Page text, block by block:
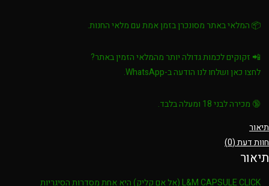
📦 המלאי באתר מסונכרן בזמן אמת עם מלאי החנות.
📲 זקוקים לכמות גדולה יותר מהמלאי הזמין באתר?
לחצו כאן ושלחו לנו הודעה ב-WhatsApp.
🔞 מכירה לבני 18 ומעלה בלבד.
תיאור
חוות דעת (0)
תיאור
L&M CAPSULE CLICK (אל אם קליק)
היא אחת מסדרות הסיגריות